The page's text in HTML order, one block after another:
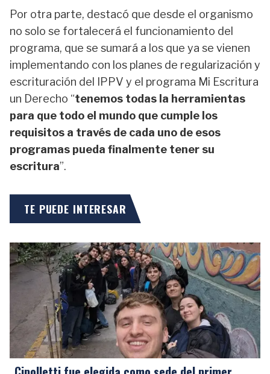
Por otra parte, destacó que desde el organismo
no solo se fortalecerá el funcionamiento del
programa, que se sumará a los que ya se vienen
implementando con los planes de regularización y
escrituración del IPPV y el programa Mi Escritura
un Derecho “tenemos todas la herramientas
para que todo el mundo que cumple los
requisitos a través de cada uno de esos
programas pueda finalmente tener su
escritura”.
TE PUEDE INTERESAR